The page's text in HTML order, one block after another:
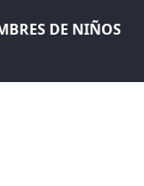
DE NIÑOS